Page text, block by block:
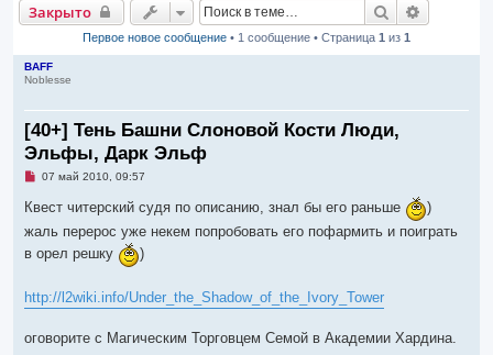
Закрыто Поиск
Первое новое сообщение • 1 сообщение • Страница 1 из 1
BAFF
Noblesse
[40+] Тень Башни Слоновой Кости Люди,
Эльфы, Дарк Эльф
Н
р
о
и
н
н
е
с
07 май 2010, 09:57
Квест читерский судя по описанию, знал бы его раньше
)
жаль перерос уже некем попробовать его пофармить и поиграть
в орел решку
)
http://l2wiki.info/Under_the_Shadow_of_the_Ivory_Tower
оговорите с Магическим Торговцем Семой в Академии Хардина.